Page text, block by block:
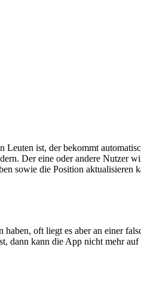
ist, der bekommt
Der eine oder andere Nutzer
sowie die Position aktualisieren
oft liegt es aber an einer
dann kann die App nicht mehr